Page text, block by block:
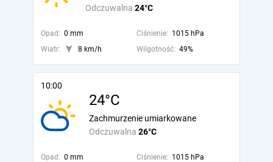
Odczuwalna 24°C
Opad: 0 mm Ciśnienie: 1015 hPa
Wiatr:
8 km/h Wilgotność: 49%
10:00
24°C
Odczuwalna 26°C
Zachmurzenie umiarkowane
Opad: 0 mm Ciśnienie: 1015 hPa